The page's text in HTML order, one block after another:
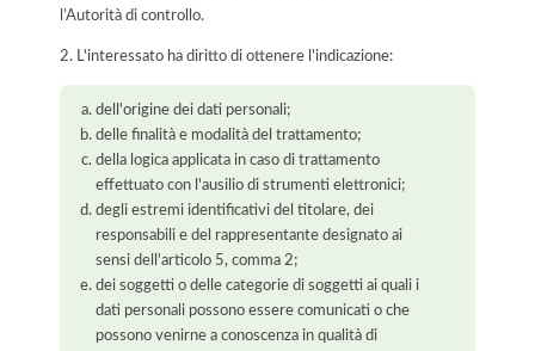
l’Autorità di controllo.
2. L'interessato ha diritto di ottenere l'indicazione:
dell'origine dei dati personali;
delle finalità e modalità del trattamento;
della logica applicata in caso di trattamento
effettuato con l'ausilio di strumenti elettronici;
degli estremi identificativi del titolare, dei
responsabili e del rappresentante designato ai
sensi dell'articolo 5, comma 2;
dei soggetti o delle categorie di soggetti ai quali i
dati personali possono essere comunicati o che
possono venirne a conoscenza in qualità di